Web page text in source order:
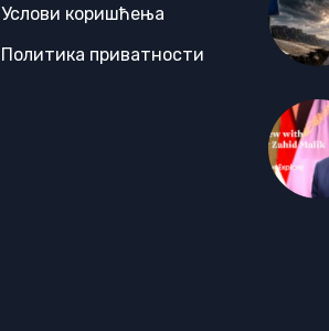
Услови коришћења
Политика приватности